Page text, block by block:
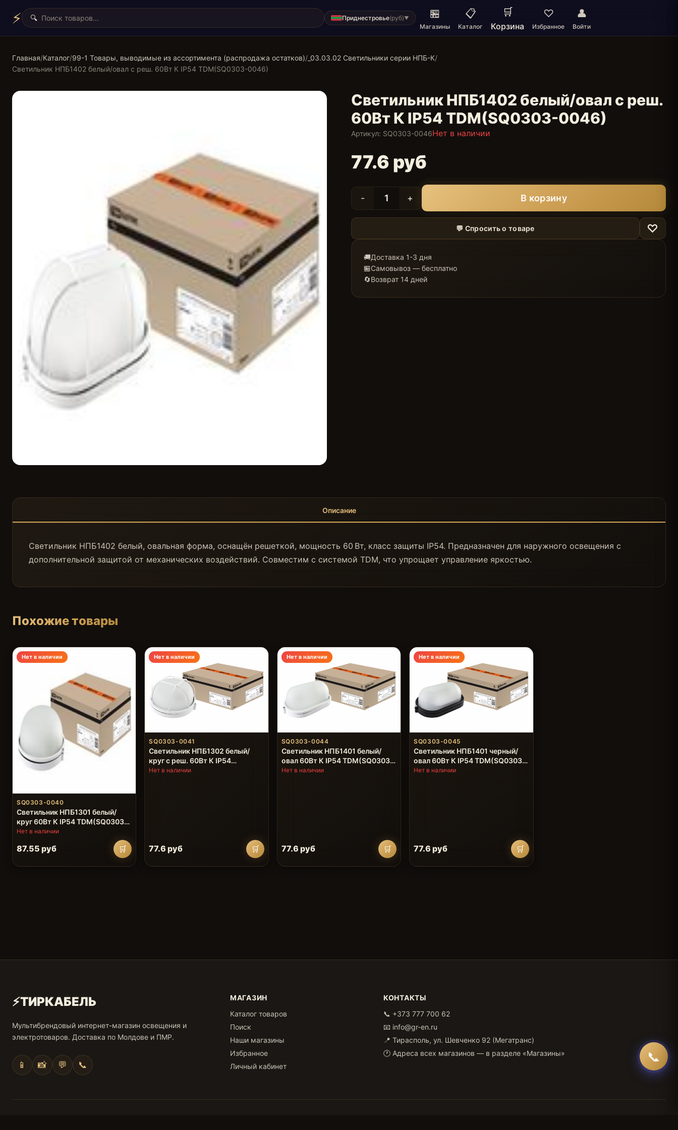
⚡ 🔍 Приднестровье(руб)▼ 🏪
Магазины
📋
Каталог
🛒
Корзина
♡
Избранное
👤
Войти
Главная/Каталог/99-1 Товары, выводимые из ассортимента (распродажа остатков)/ _03.03.02 Светильники серии НПБ-К/
Светильник НПБ1402 белый/овал с реш. 60Вт К IP54 TDM(SQ0303-0046)
Светильник НПБ1402 белый/овал с реш.
60Вт К IP54 TDM(SQ0303-0046)
Артикул: SQ0303-0046Нет в наличии
77.6 руб
- 1 + В корзину
💬 Спросить о товаре ♡
🚚Доставка 1-3 дня
🏪Самовывоз — бесплатно
🔄Возврат 14 дней
Описание
Светильник НПБ1402 белый, овальная форма, оснащён решеткой, мощность 60 Вт, класс защиты IP54. Предназначен для наружного освещения с
дополнительной защитой от механических воздействий. Совместим с системой TDM, что упрощает управление яркостью.
Похожие товары
Нет в наличии
SQ0303-0040
Светильник НПБ1301 белый/
круг 60Вт К IP54 TDM(SQ0303-
0040)
Нет в наличии
87.55 руб 🛒
Нет в наличии
SQ0303-0041
Светильник НПБ1302 белый/
круг с реш. 60Вт К IP54
TDM(SQ0303-0041)
Нет в наличии
77.6 руб 🛒
Нет в наличии
SQ0303-0044
Светильник НПБ1401 белый/
овал 60Вт К IP54 TDM(SQ0303-
0044)
Нет в наличии
77.6 руб 🛒
Нет в наличии
SQ0303-0045
Светильник НПБ1401 черный/
овал 60Вт К IP54 TDM(SQ0303-
0045)
Нет в наличии
77.6 руб 🛒
⚡ТИРКАБЕЛЬ
Мультибрендовый интернет-магазин освещения и
электротоваров. Доставка по Молдове и ПМР.
📱 📸 💬 📞
МАГАЗИН
Каталог товаров
Поиск
Наши магазины
Избранное
Личный кабинет
КОНТАКТЫ
📞 +373 777 700 62
📧 info@gr-en.ru
📍 Тирасполь, ул. Шевченко 92 (Мегатранс)
🕐 Адреса всех магазинов — в разделе «Магазины» 📞